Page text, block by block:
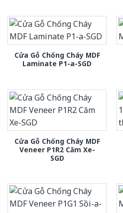
Cửa Gỗ Chống Cháy MDF
Laminate P1-a-SGD
Cửa Gỗ Chống Cháy MDF
Veneer P1R2 Căm Xe-
SGD